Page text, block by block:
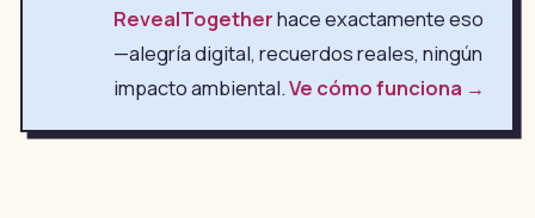
RevealTogetherhace exactamente eso
—alegría digital, recuerdos reales, ningún
impacto ambiental.Ve cómo funciona →